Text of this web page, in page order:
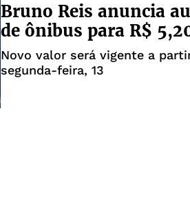
Bruno Reis anuncia
de ônibus para R$
Novo valor será vigente a
segunda-feira, 13